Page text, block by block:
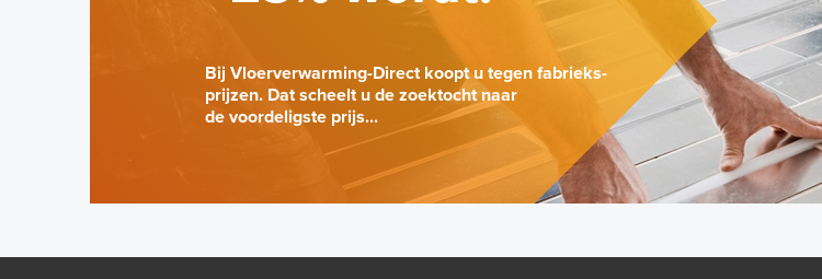
Bij Vloerverwarming-Direct koopt u tegen fabrieks-
prijzen. Dat scheelt u de zoektocht naar
de voordeligste prijs...